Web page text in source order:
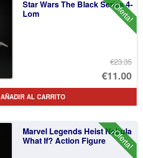
¡Oferta!
Star Wars The Black Series 4-
Lom
€23.35
El
€11.00
El
AÑADIR AL CARRITO
¡Oferta!
Marvel Legends Heist Nebula
What If? Action Figure